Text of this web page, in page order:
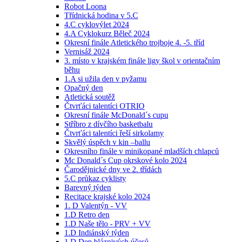
Robot Loona
Třídnická hodina v 5.C
4.C cyklovýlet 2024
4.A Cyklokurz Běleč 2024
Okresní finále Atletického trojboje 4. -5. tříd
Vernisáž 2024
3. místo v krajském finále ligy škol v orientačním
běhu
1.A si užila den v pyžamu
Opačný den
Atletická soutěž
Čtvrťáci talentíci OTRIO
Okresní finále McDonald´s cupu
Stříbro z dívčího basketbalu
Čtvrťáci talentíci řeší sirkolamy
Skvělý úspěch v kin –ballu
Okresního finále v minikopané mladších chlapců
Mc Donald´s Cup okrskové kolo 2024
Čarodějnické dny ve 2. třídách
5.C průkaz cyklisty
Barevný týden
Recitace krajské kolo 2024
1. D Valentýn - VV
1.D Retro den
1.D Naše tělo - PRV + VV
1.D Indiánský týden